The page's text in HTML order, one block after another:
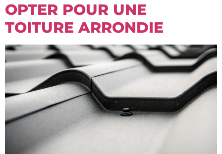
OPTER POUR UNE
TOITURE ARRONDIE